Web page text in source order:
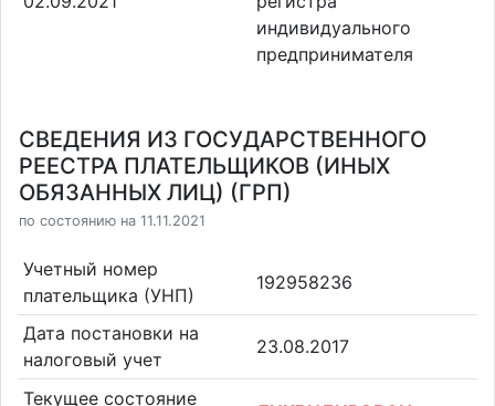
индивидуального
предпринимателя
СВЕДЕНИЯ ИЗ ГОСУДАРСТВЕННОГО
РЕЕСТРА ПЛАТЕЛЬЩИКОВ (ИНЫХ
ОБЯЗАННЫХ ЛИЦ) (ГРП)
по состоянию на 11.11.2021
Учетный номер
плательщика (УНП)
192958236
Дата постановки на
налоговый учет
23.08.2017
Текущее состояние